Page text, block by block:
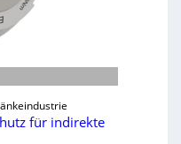
für indirekte